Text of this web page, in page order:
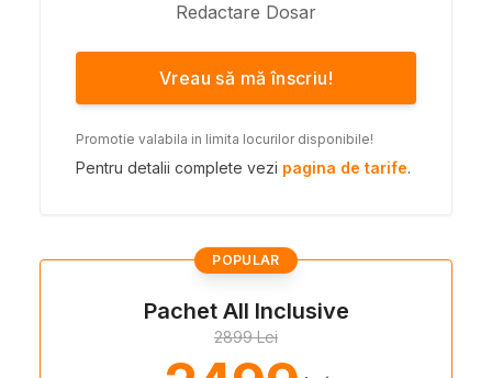
Redactare Dosar
Vreau să mă înscriu!
Promotie valabila in limita locurilor disponibile!
Pentru detalii complete vezi pagina de tarife.
POPULAR
Pachet All Inclusive
2899 Lei